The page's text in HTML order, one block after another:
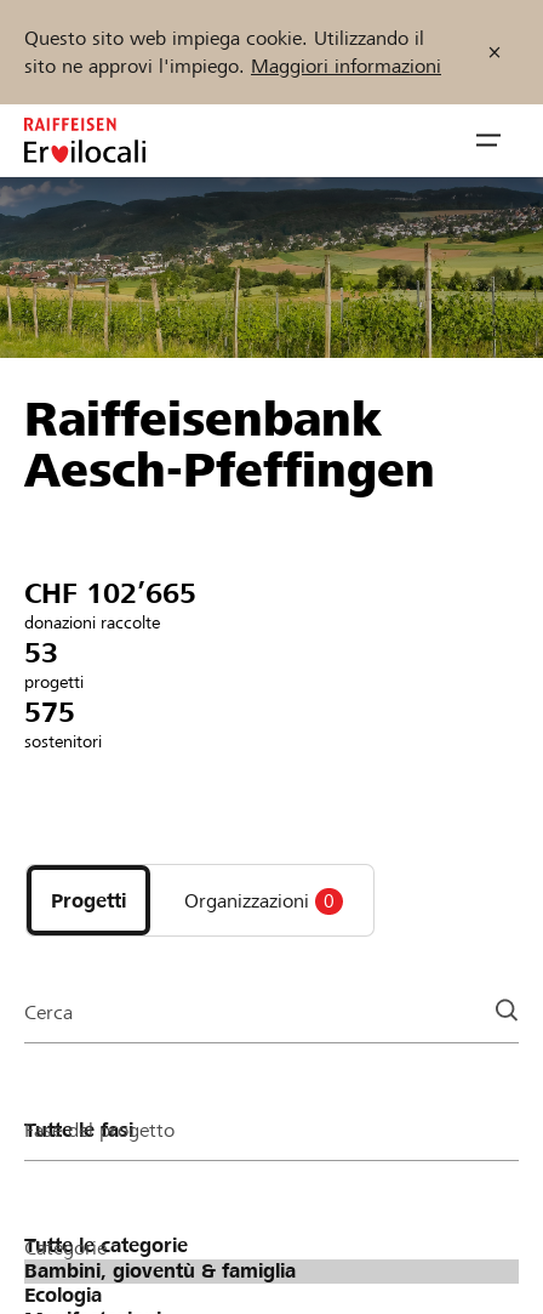
Questo sito web impiega cookie. Utilizzando il
sito ne approvi l'impiego. Maggiori informazioni
Zum
Inhalt
springen
öffnen
Sostenere
Aiuto & supporto
Collegarsi
Trova progetti e organizzazioni
Inizia ora
DE FR IT
Raiffeisenbank
Aesch-Pfeffingen
CHF 102’665
donazioni raccolte
53
progetti
575
sostenitori
i
progetti
e
della
Progetti Organizzazioni 0
Cerca
Fase del progetto
Categorie